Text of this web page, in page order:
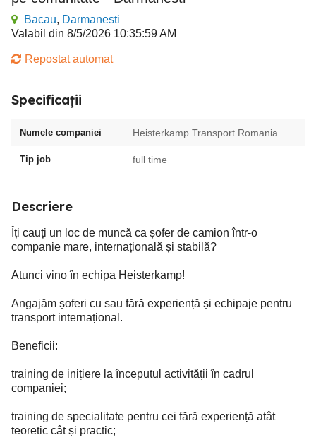
Bacau, Darmanesti
Valabil din 8/5/2026 10:35:59 AM
Repostat automat
Specificații
Numele companiei Heisterkamp Transport Romania
Tip job full time
Descriere
Îți cauți un loc de muncă ca șofer de camion într-o
companie mare, internațională și stabilă?
Atunci vino în echipa Heisterkamp!
Angajăm șoferi cu sau fără experiență și echipaje pentru
transport internațional.
Beneficii:
training de inițiere la începutul activității în cadrul
companiei;
training de specialitate pentru cei fără experiență atât
teoretic cât și practic;